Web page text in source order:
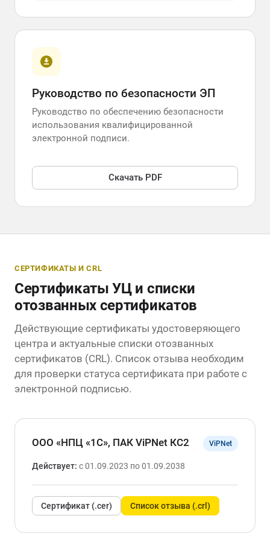
Руководство по безопасности ЭП
Руководство по обеспечению безопасности
использования квалифицированной
электронной подписи.
Скачать PDF
СЕРТИФИКАТЫ И CRL
Сертификаты УЦ и списки
отозванных сертификатов
Действующие сертификаты удостоверяющего
центра и актуальные списки отозванных
сертификатов (CRL). Список отзыва необходим
для проверки статуса сертификата при работе с
электронной подписью.
ООО «НПЦ «1С», ПАК ViPNet КС2 ViPNet
Действует: с 01.09.2023 по 01.09.2038
Сертификат (.cer) Список отзыва (.crl)